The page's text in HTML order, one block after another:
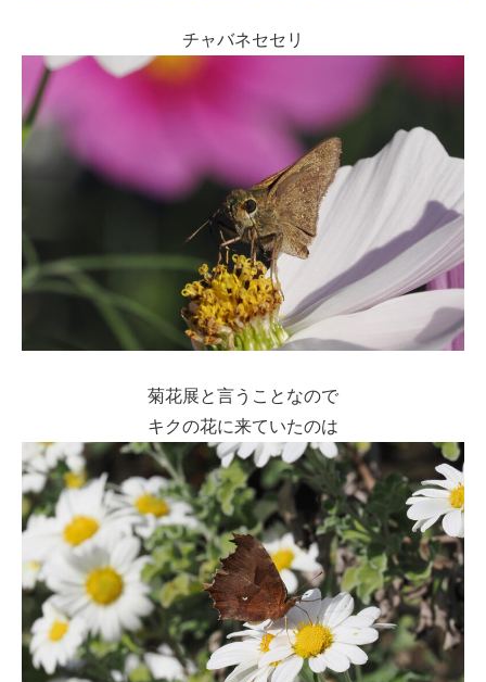
チャバネセセリ
菊花展と言うことなので
キクの花に来ていたのは